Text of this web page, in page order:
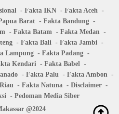
Fakta IKN
Fakta Aceh
Barat
Fakta Bandung
Fakta Batam
Fakta Medan
Fakta Bali
Fakta Jambi
Lampung
Fakta Padang
Kendari
Fakta Babel
Fakta Palu
Fakta Ambon
Fakta Natuna
Disclaimer
Pedoman Media Siber
@2024